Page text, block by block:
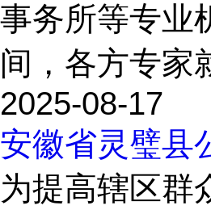
事务所等专业
间，各方专家
2025-08-17
安徽省灵璧县
为提高辖区群